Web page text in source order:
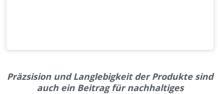
Präzsision und Langlebigkeit der Produkte sind
auch ein Beitrag für nachhaltiges